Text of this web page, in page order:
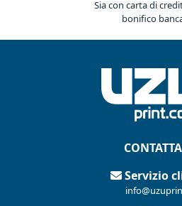
Sia con carta di
bonifico
Servizio